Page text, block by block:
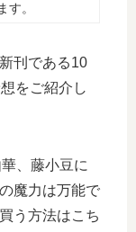
。
刊である10
をご紹介し
、藤小豆に
魔力は万能で
う方法はこち